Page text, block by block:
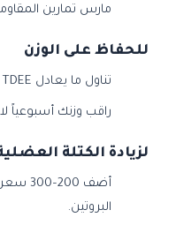
مارس تمارين
للحفاظ على الوزن
تناول ما يعادل TDEE مع التركيز على جودة الطعام.
راقب وزنك أسبوعياً لا
لزيادة الكتلة
البروتين.